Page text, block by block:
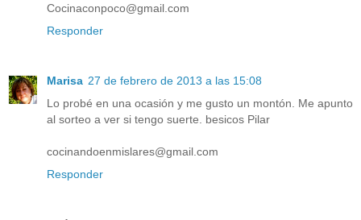
Cocinaconpoco@gmail.com
Responder
Marisa 27 de febrero de 2013 a las 15:08
Lo probé en una ocasión y me gusto un montón. Me apunto
al sorteo a ver si tengo suerte. besicos Pilar
cocinandoenmislares@gmail.com
Responder